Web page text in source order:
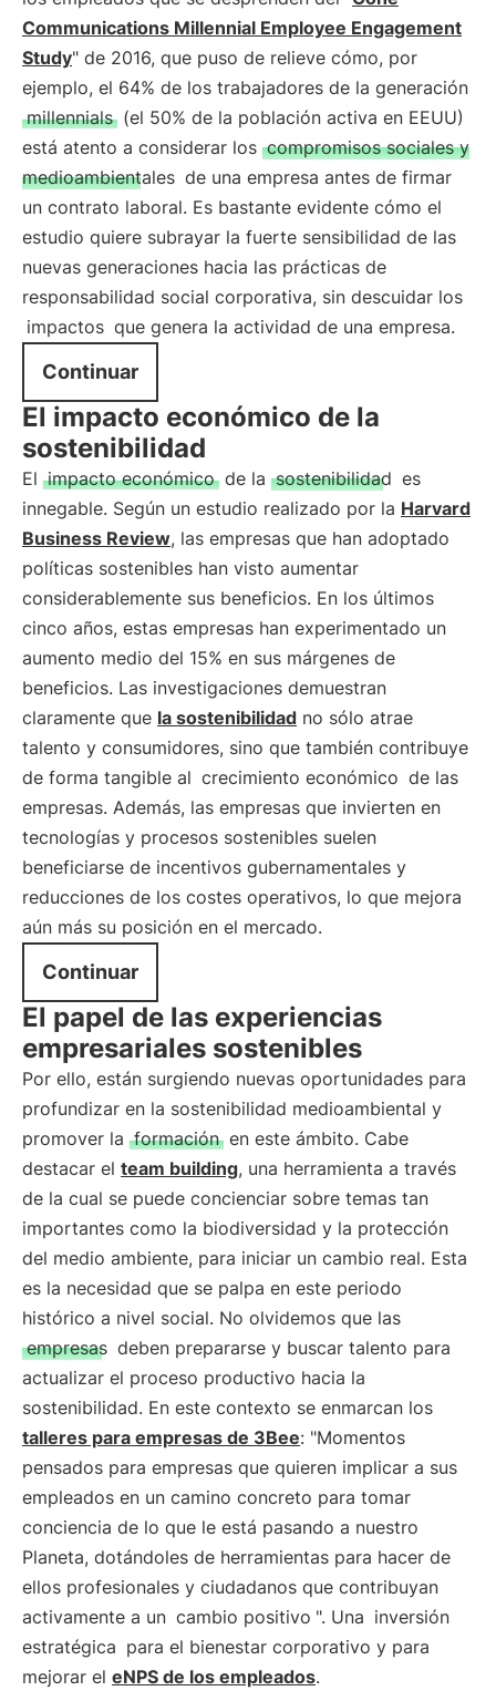
Communications Millennial Employee Engagement
Study" de 2016, que puso de relieve cómo, por
ejemplo, el 64% de los trabajadores de la generación
millennials (el 50% de la población activa en EEUU)
está atento a considerar los compromisos sociales y
medioambientales de una empresa antes de firmar
un contrato laboral. Es bastante evidente cómo el
estudio quiere subrayar la fuerte sensibilidad de las
nuevas generaciones hacia las prácticas de
responsabilidad social corporativa, sin descuidar los
impactos que genera la actividad de una empresa.
Continuar
El impacto económico de la
sostenibilidad
El impacto económico de la sostenibilidad es
innegable. Según un estudio realizado por la Harvard
Business Review, las empresas que han adoptado
políticas sostenibles han visto aumentar
considerablemente sus beneficios. En los últimos
cinco años, estas empresas han experimentado un
aumento medio del 15% en sus márgenes de
beneficios. Las investigaciones demuestran
claramente que la sostenibilidad no sólo atrae
talento y consumidores, sino que también contribuye
de forma tangible al crecimiento económico de las
empresas. Además, las empresas que invierten en
tecnologías y procesos sostenibles suelen
beneficiarse de incentivos gubernamentales y
reducciones de los costes operativos, lo que mejora
aún más su posición en el mercado.
Continuar
El papel de las experiencias
empresariales sostenibles
Por ello, están surgiendo nuevas oportunidades para
profundizar en la sostenibilidad medioambiental y
promover la formación en este ámbito. Cabe
destacar el team building, una herramienta a través
de la cual se puede concienciar sobre temas tan
importantes como la biodiversidad y la protección
del medio ambiente, para iniciar un cambio real. Esta
es la necesidad que se palpa en este periodo
histórico a nivel social. No olvidemos que las
empresas deben prepararse y buscar talento para
actualizar el proceso productivo hacia la
sostenibilidad. En este contexto se enmarcan los
talleres para empresas de 3Bee: "Momentos
pensados para empresas que quieren implicar a sus
empleados en un camino concreto para tomar
conciencia de lo que le está pasando a nuestro
Planeta, dotándoles de herramientas para hacer de
ellos profesionales y ciudadanos que contribuyan
activamente a un cambio positivo ". Una inversión
estratégica para el bienestar corporativo y para
mejorar el eNPS de los empleados.